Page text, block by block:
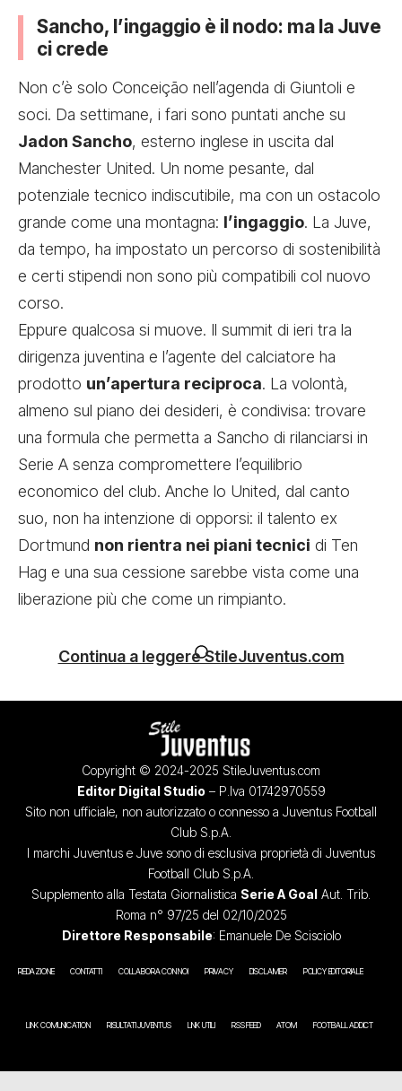
Sancho, l’ingaggio è il nodo: ma la Juve
ci crede
Non c’è solo Conceição nell’agenda di Giuntoli e
soci. Da settimane, i fari sono puntati anche su
Jadon Sancho, esterno inglese in uscita dal
Manchester United. Un nome pesante, dal
potenziale tecnico indiscutibile, ma con un ostacolo
grande come una montagna: l’ingaggio. La Juve,
da tempo, ha impostato un percorso di sostenibilità
e certi stipendi non sono più compatibili col nuovo
corso.
Eppure qualcosa si muove. Il summit di ieri tra la
dirigenza juventina e l’agente del calciatore ha
prodotto un’apertura reciproca. La volontà,
almeno sul piano dei desideri, è condivisa: trovare
una formula che permetta a Sancho di rilanciarsi in
Serie A senza compromettere l’equilibrio
economico del club. Anche lo United, dal canto
suo, non ha intenzione di opporsi: il talento ex
Dortmund non rientra nei piani tecnici di Ten
Hag e una sua cessione sarebbe vista come una
liberazione più che come un rimpianto.
Continua a leggere StileJuventus.com
Copyright © 2024-2025 StileJuventus.com
Editor Digital Studio – P.Iva 01742970559
Sito non ufficiale, non autorizzato o connesso a Juventus Football
Club S.p.A.
I marchi Juventus e Juve sono di esclusiva proprietà di Juventus
Football Club S.p.A.
Supplemento alla Testata Giornalistica Serie A Goal Aut. Trib.
Roma n° 97/25 del 02/10/2025
Direttore Responsabile: Emanuele De Scisciolo
REDAZIONE CONTATTI COLLABORA CON NOI PRIVACY DISCLAIMER POLICY EDITORIALE
LINK COMUNICATION RISULTATI JUVENTUS LINK UTILI RSS FEED ATOM FOOTBALL ADDICT